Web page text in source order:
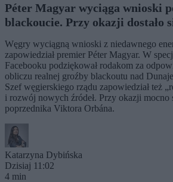
Péter Magyar wyciąga wnioski
blackoucie. Przy okazji dostało
Węgry wyciągną wnioski z niedawnego
zapowiedział premier Péter Magyar. W
Facebooku podziękował rodakom za
obliczu realnej groźby blackoutu nad
Szef węgierskiego rządu zapowiedział też
i rozwój nowych źródeł. Przy okazji mocno
poprzednika Viktora Orbána.
Katarzyna Dybińska
Dzisiaj 11:02
4 min